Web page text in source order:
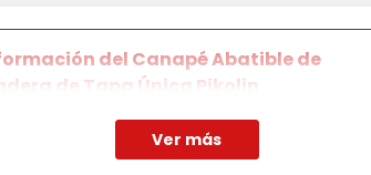
del Canapé Abatible de
de Tapa Única Pikolin
el canapé abatible de madera alta
color glaciar de Pikolin, diseñado para
Ver más